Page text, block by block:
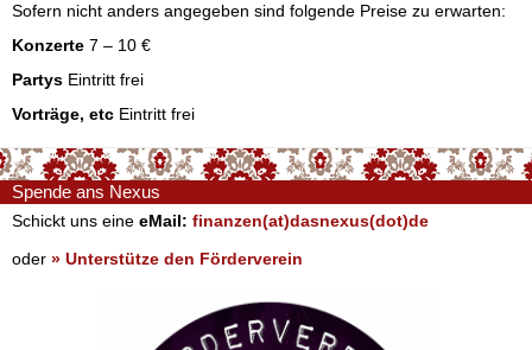
Sofern nicht anders angegeben sind folgende Preise zu erwarten:
Konzerte 7 – 10 €
Partys Eintritt frei
Vorträge, etc Eintritt frei
Spende ans Nexus
Schickt uns eine eMail: finanzen(at)dasnexus(dot)de
oder » Unterstütze den Förderverein